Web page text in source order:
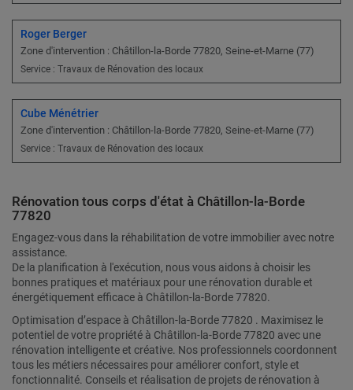
Roger Berger
Zone d'intervention : Châtillon-la-Borde 77820, Seine-et-Marne (77)
Service : Travaux de Rénovation des locaux
Cube Ménétrier
Zone d'intervention : Châtillon-la-Borde 77820, Seine-et-Marne (77)
Service : Travaux de Rénovation des locaux
Rénovation tous corps d'état à Châtillon-la-Borde
77820
Engagez-vous dans la réhabilitation de votre immobilier avec notre
assistance.
De la planification à l'exécution, nous vous aidons à choisir les
bonnes pratiques et matériaux pour une rénovation durable et
énergétiquement efficace à Châtillon-la-Borde 77820.
Optimisation d’espace à Châtillon-la-Borde 77820 . Maximisez le
potentiel de votre propriété à Châtillon-la-Borde 77820 avec une
rénovation intelligente et créative. Nos professionnels coordonnent
tous les métiers nécessaires pour améliorer confort, style et
fonctionnalité. Conseils et réalisation de projets de rénovation à